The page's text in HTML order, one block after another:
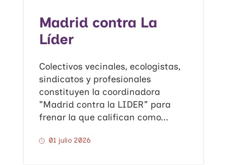
Madrid contra La
Líder
Colectivos vecinales, ecologistas,
sindicatos y profesionales
constituyen la coordinadora
"Madrid contra la LIDER" para
frenar la que califican como...
01 julio 2026